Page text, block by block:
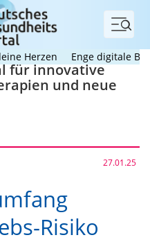
Menü
Herzen Enge digitale
für innovative
und neue
27.01.25
Risiko